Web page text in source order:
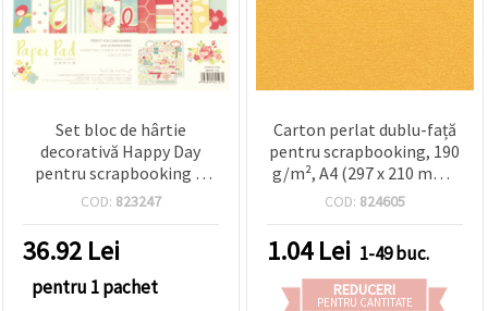
Set bloc de hârtie
decorativă Happy Day
pentru scrapbooking și
proiecte DIY, 10 x 10 inch
12 modele asortate x 2 + 2
foi predecupate
COD: 823247
36.92 Lei
pentru 1 pachet
Carton perlat dublu-față
pentru scrapbooking, 190
g/m², A4 (297 x 210 mm),
galben închis – 1 coală
COD: 824605
1.04Lei 1-49 buc.
REDUCERI
PENTRU CANTITATE